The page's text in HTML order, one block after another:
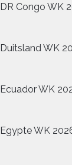
DR Congo WK
Duitsland WK
Ecuador WK
Egypte WK